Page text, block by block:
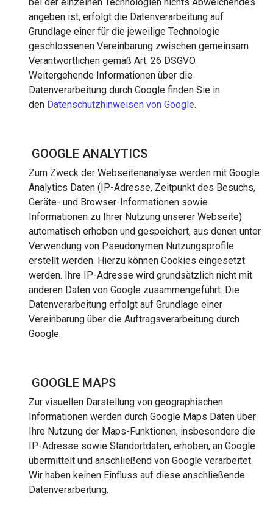
angeben ist, erfolgt die Datenverarbeitung auf
Grundlage einer für die jeweilige Technologie
geschlossenen Vereinbarung zwischen gemeinsam
Verantwortlichen gemäß Art. 26 DSGVO.
Weitergehende Informationen über die
Datenverarbeitung durch Google finden Sie in
den Datenschutzhinweisen von Google.
GOOGLE ANALYTICS
Zum Zweck der Webseitenanalyse werden mit Google
Analytics Daten (IP-Adresse, Zeitpunkt des Besuchs,
Geräte- und Browser-Informationen sowie
Informationen zu Ihrer Nutzung unserer Webseite)
automatisch erhoben und gespeichert, aus denen unter
Verwendung von Pseudonymen Nutzungsprofile
erstellt werden. Hierzu können Cookies eingesetzt
werden. Ihre IP-Adresse wird grundsätzlich nicht mit
anderen Daten von Google zusammengeführt. Die
Datenverarbeitung erfolgt auf Grundlage einer
Vereinbarung über die Auftragsverarbeitung durch
Google.
GOOGLE MAPS
Zur visuellen Darstellung von geographischen
Informationen werden durch Google Maps Daten über
Ihre Nutzung der Maps-Funktionen, insbesondere die
IP-Adresse sowie Standortdaten, erhoben, an Google
übermittelt und anschließend von Google verarbeitet.
Wir haben keinen Einfluss auf diese anschließende
Datenverarbeitung.